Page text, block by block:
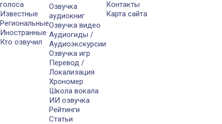
голоса
Известные
Региональные
Иностранные
Кто озвучил
Озвучка
аудиокниг
Озвучка видео
Аудиогиды /
Аудиоэкскурсии
Озвучка игр
Перевод /
Локализация
Хрономер
Школа вокала
ИИ озвучка
Рейтинги
Статьи
Контакты
Карта сайта